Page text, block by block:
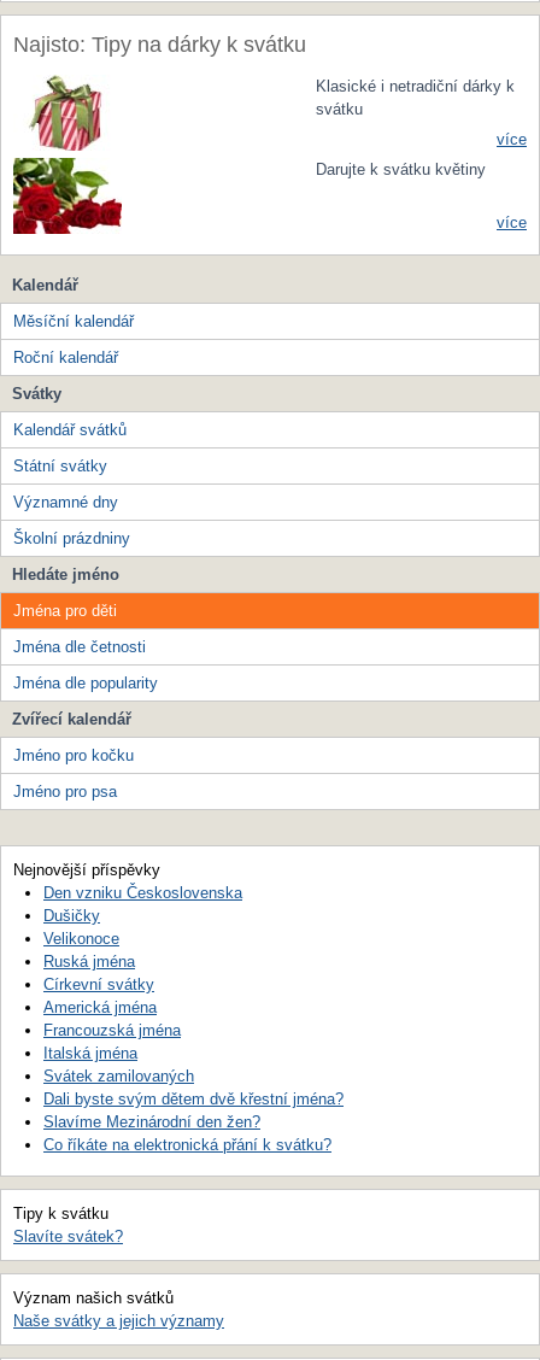
Najisto: Tipy na dárky k svátku
Klasické i netradiční dárky k
svátku
více
Darujte k svátku květiny
více
Kalendář
Měsíční kalendář
Roční kalendář
Svátky
Kalendář svátků
Státní svátky
Významné dny
Školní prázdniny
Hledáte jméno
Jména pro děti
Jména dle četnosti
Jména dle popularity
Zvířecí kalendář
Jméno pro kočku
Jméno pro psa
Nejnovější příspěvky
Den vzniku Československa
Dušičky
Velikonoce
Ruská jména
Církevní svátky
Americká jména
Francouzská jména
Italská jména
Svátek zamilovaných
Dali byste svým dětem dvě křestní jména?
Slavíme Mezinárodní den žen?
Co říkáte na elektronická přání k svátku?
Tipy k svátku
Slavíte svátek?
Význam našich svátků
Naše svátky a jejich významy